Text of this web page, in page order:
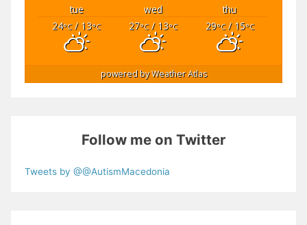
tue wed
thu
24°C/ 13°C 27°C/ 13°C 29°C/ 15°C
powered byWeather Atlas
Follow me on Twitter
Tweets by @@AutismMacedonia